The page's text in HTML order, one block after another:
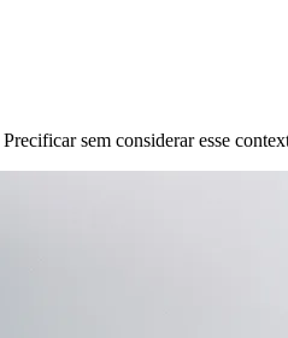
sem considerar esse